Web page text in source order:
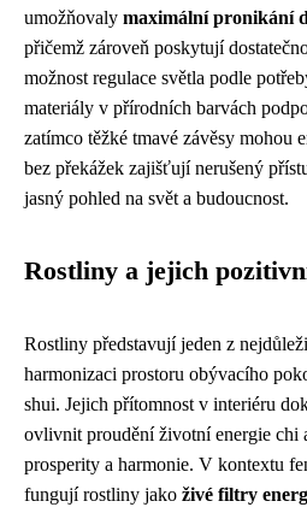
umožňovaly maximální pronikání
přičemž zároveň poskytují
možnost regulace světla podle
materiály v přírodních barvách
zatímco těžké tmavé závěsy mohou
bez překážek zajišťují nerušený
jasný pohled na svět a budoucnost.
Rostliny a jejich
Rostliny představují jeden z
harmonizaci prostoru obývacího
shui. Jejich přítomnost v interiéru
ovlivnit proudění životní energie chi
prosperity a harmonie. V kontextu
fungují rostliny jako živé filtry